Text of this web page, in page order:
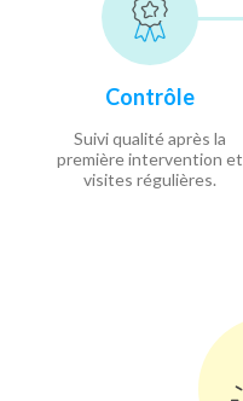
Contrôle
Suivi qualité après la
première intervention et
visites régulières.